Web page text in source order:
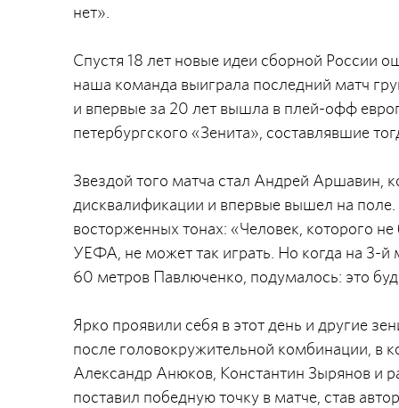
нет».
Спустя 18 лет новые идеи сборной России
наша команда выиграла последний матч
и впервые за 20 лет вышла в плей-офф
петербургского «Зенита», составлявшие
Звездой того матча стал Андрей Аршавин,
дисквалификации и впервые вышел на
восторженных тонах: «Человек, которого
УЕФА, не может так играть. Но когда на 3-
60 метров Павлюченко, подумалось: это
Ярко проявили себя в этот день и другие
после головокружительной комбинации, в
Александр Анюков, Константин Зырянов и
поставил победную точку в матче, став